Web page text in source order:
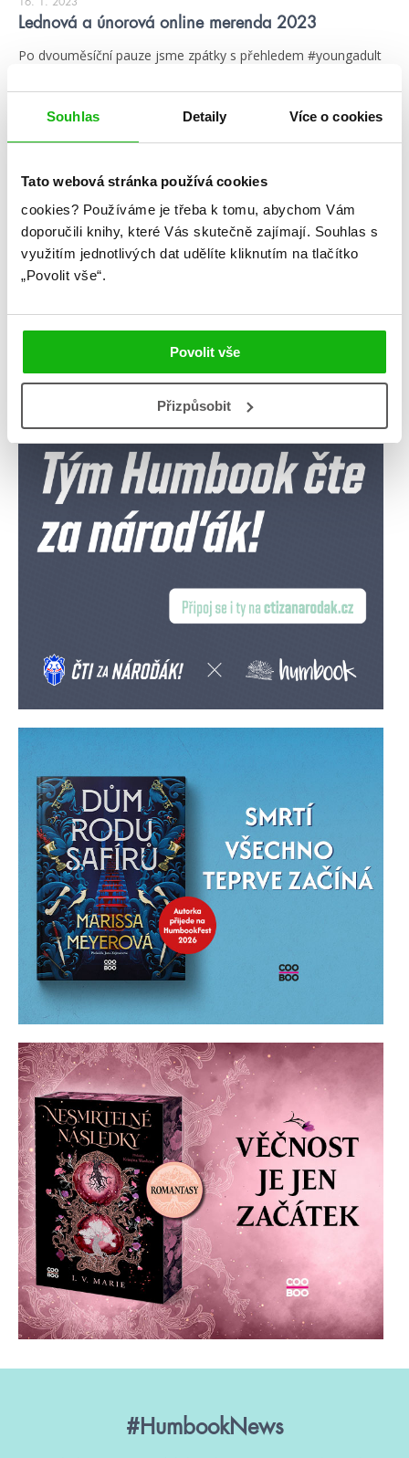
Souhlas Detaily Více o cookies
Tato webová stránka používá cookies
cookies? Používáme je třeba k tomu, abychom Vám
doporučili knihy, které Vás skutečně zajímají. Souhlas s
využitím jednotlivých dat udělíte kliknutím na tlačítko
„Povolit vše“.
Povolit vše
Přizpůsobit
Lednová a únorová online merenda 2023
Po dvouměsíční pauze jsme zpátky s přehledem #youngadult
vám? Vy nám totiž tak trochu jo 😁
číst více
Kategorie
blog citáty humbookfest
knihomoloviny kvízy podcast
#HumbookNews